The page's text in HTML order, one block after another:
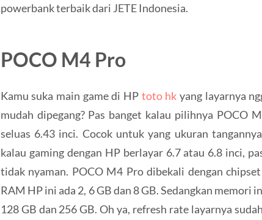
powerbank terbaik dari JETE Indonesia.
POCO M4 Pro
Kamu suka main game di HP toto hk yang layarnya
mudah dipegang? Pas banget kalau pilihnya POCO
seluas 6.43 inci. Cocok untuk yang ukuran
kalau gaming dengan HP berlayar 6.7 atau 6.8 inci,
tidak nyaman. POCO M4 Pro dibekali dengan
RAM HP ini ada 2, 6 GB dan 8 GB. Sedangkan memori
128 GB dan 256 GB. Oh ya, refresh rate layarnya